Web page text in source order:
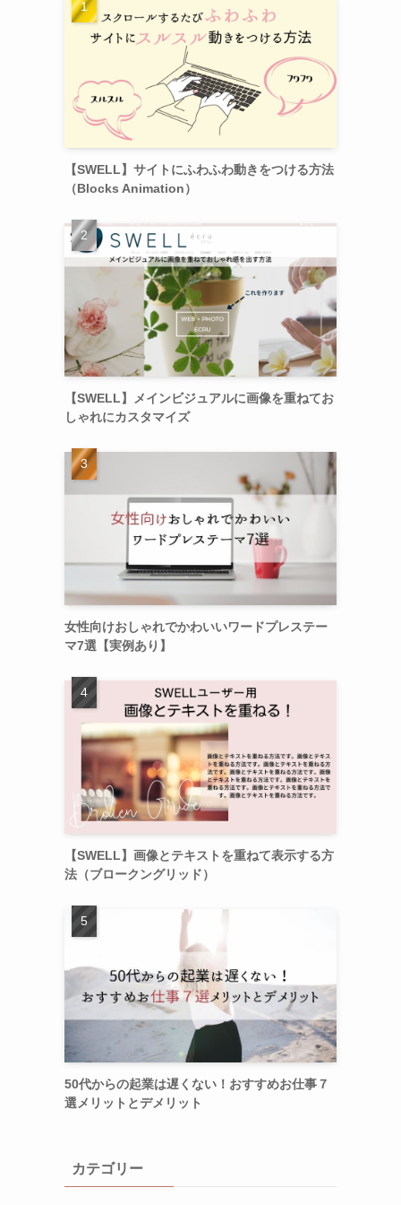
【SWELL】サイトにふわふわ動きをつける方法
（Blocks Animation）
【SWELL】メインビジュアルに画像を重ねてお
しゃれにカスタマイズ
女性向けおしゃれでかわいいワードプレステー
マ7選【実例あり】
【SWELL】画像とテキストを重ねて表示する方
法（ブロークングリッド）
50代からの起業は遅くない！おすすめお仕事７
選メリットとデメリット
カテゴリー